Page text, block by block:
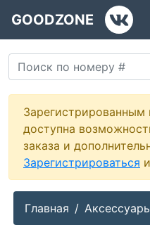
GOODZONE
Зарегистрированным
доступна
заказа и
Зарегистрироваться
Главная